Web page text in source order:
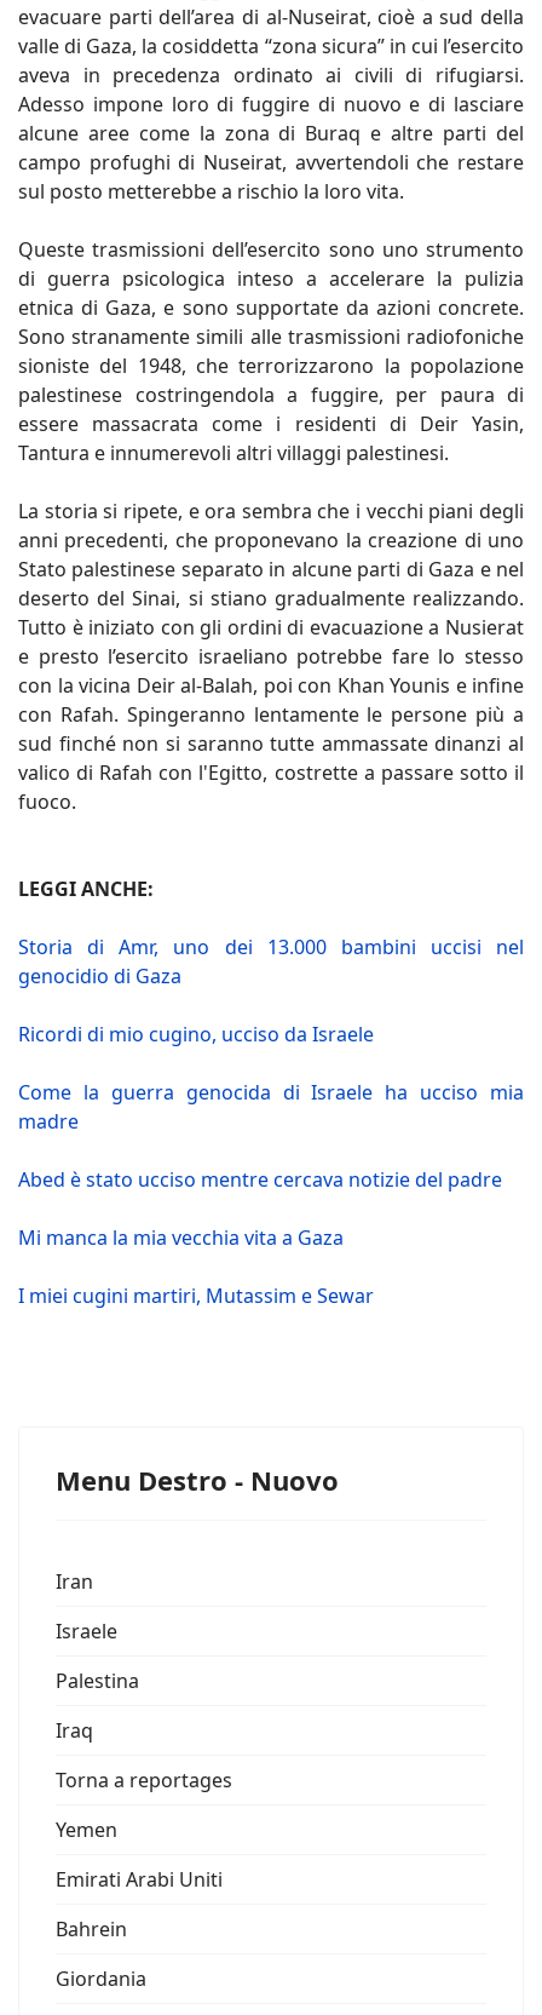
evacuare parti dell’area di al-Nuseirat, cioè a sud della
valle di Gaza, la cosiddetta “zona sicura” in cui l’esercito
aveva in precedenza ordinato ai civili di rifugiarsi.
Adesso impone loro di fuggire di nuovo e di lasciare
alcune aree come la zona di Buraq e altre parti del
campo profughi di Nuseirat, avvertendoli che restare
sul posto metterebbe a rischio la loro vita.
Queste trasmissioni dell’esercito sono uno strumento
di guerra psicologica inteso a accelerare la pulizia
etnica di Gaza, e sono supportate da azioni concrete.
Sono stranamente simili alle trasmissioni radiofoniche
sioniste del 1948, che terrorizzarono la popolazione
palestinese costringendola a fuggire, per paura di
essere massacrata come i residenti di Deir Yasin,
Tantura e innumerevoli altri villaggi palestinesi.
La storia si ripete, e ora sembra che i vecchi piani degli
anni precedenti, che proponevano la creazione di uno
Stato palestinese separato in alcune parti di Gaza e nel
deserto del Sinai, si stiano gradualmente realizzando.
Tutto è iniziato con gli ordini di evacuazione a Nusierat
e presto l’esercito israeliano potrebbe fare lo stesso
con la vicina Deir al-Balah, poi con Khan Younis e infine
con Rafah. Spingeranno lentamente le persone più a
sud finché non si saranno tutte ammassate dinanzi al
valico di Rafah con l'Egitto, costrette a passare sotto il
fuoco.
LEGGI ANCHE:
Storia di Amr, uno dei 13.000 bambini uccisi nel
genocidio di Gaza
Ricordi di mio cugino, ucciso da Israele
Come la guerra genocida di Israele ha ucciso mia
madre
Abed è stato ucciso mentre cercava notizie del padre
Mi manca la mia vecchia vita a Gaza
I miei cugini martiri, Mutassim e Sewar
Menu Destro - Nuovo
Iran
Israele
Palestina
Iraq
Torna a reportages
Yemen
Emirati Arabi Uniti
Bahrein
Giordania